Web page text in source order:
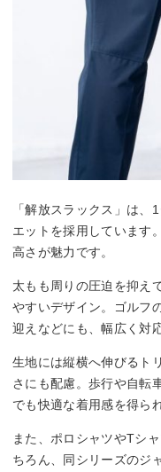
「解放スラックス」は
エットを採用しています
高さが魅力です。
太もも周りの圧迫を抑え
やすいデザイン。ゴルフ
迎えなどにも、幅広く対
生地には縦横へ伸びるト
さにも配慮。歩行や自転
でも快適な着用感を得ら
また、ポロシャツやTシ
ちろん、同シリーズのジ